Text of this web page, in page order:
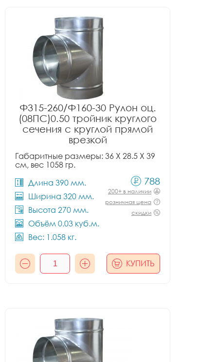
Ф315-260/Ф160-30 Рулон оц.
(08ПС)0.50 тройник круглого
сечения с круглой прямой
врезкой
Габаритные размеры: 36 X 28.5 X 39
см, вес 1058 гр.
Длина 390 мм.
Ширина 320 мм.
Высота 270 мм.
Объём 0.03 куб.м.
Вес: 1.058 кг.
788
200+ в наличии
розничная цена
скидки
КУПИТЬ